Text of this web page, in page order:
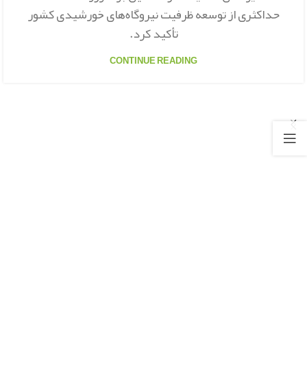
حداکثری از توسعه ظرفیت نیروگاه‌های خورشیدی کشور
تأکید کرد.
CONTINUE READING